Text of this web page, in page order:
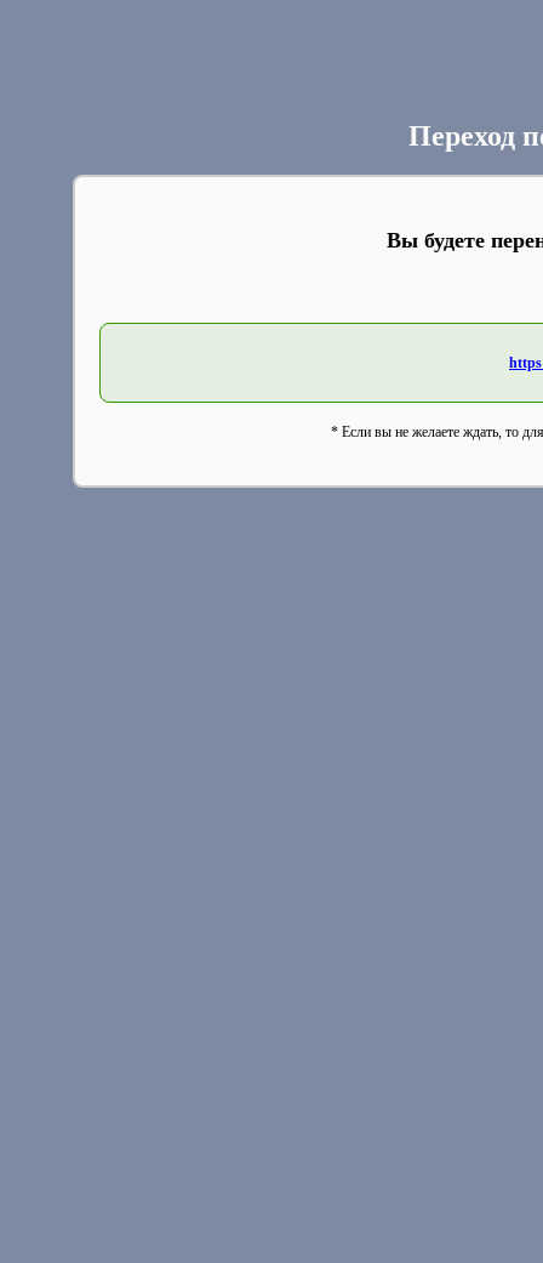
Переход
Вы будете
* Если вы не желаете ждать, то